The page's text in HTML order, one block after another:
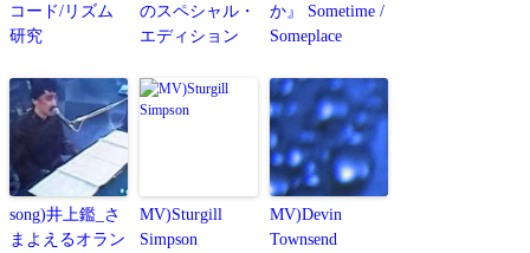
コード/リズム
研究
のスペシャル・
エディション
か』 Sometime /
Someplace
song)井上鑑_さ
まよえるオラン
MV)Sturgill
Simpson
MV)Devin
Townsend